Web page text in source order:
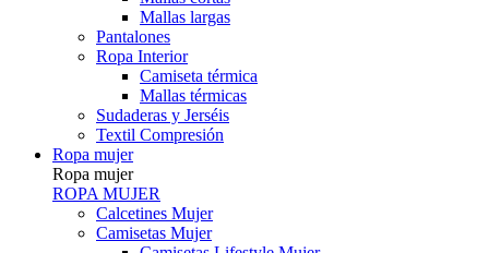
Mallas largas
Pantalones
Ropa Interior
Camiseta térmica
Mallas térmicas
Sudaderas y Jerséis
Textil Compresión
Ropa mujer
Ropa mujer
ROPA MUJER
Calcetines Mujer
Camisetas Mujer